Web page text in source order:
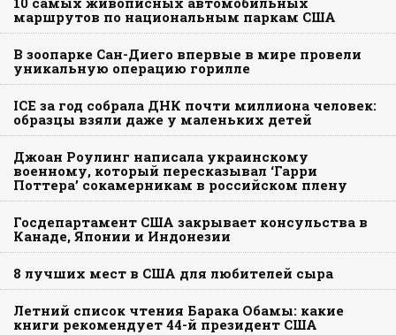
маршрутов по национальным паркам США
В зоопарке Сан-Диего впервые в мире провели
уникальную операцию горилле
ICE за год собрала ДНК почти миллиона человек:
образцы взяли даже у маленьких детей
Джоан Роулинг написала украинскому
военному, который пересказывал ‘Гарри
Поттера’ сокамерникам в российском плену
Госдепартамент США закрывает консульства в
Канаде, Японии и Индонезии
8 лучших мест в США для любителей сыра
Летний список чтения Барака Обамы: какие
книги рекомендует 44-й президент США